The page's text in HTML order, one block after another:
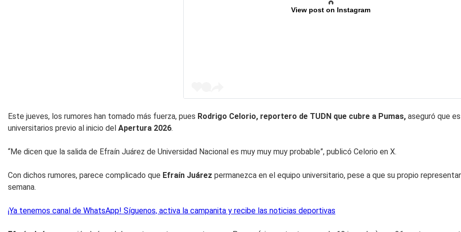
View post on Instagram
Este jueves, los rumores han tomado más fuerza, pues Rodrigo Celorio, reportero de TUDN que cubre a Pumas, aseguró que
universitarios previo al inicio del Apertura 2026.
“Me dicen que la salida de Efraín Juárez de Universidad Nacional es muy muy muy probable”, publicó Celorio en X.
Con dichos rumores, parece complicado que Efraín Juárez permanezca en el equipo universitario, pese a que su propio
semana.
¡Ya tenemos canal de WhatsApp! Síguenos, activa la campanita y recibe las noticias deportivas